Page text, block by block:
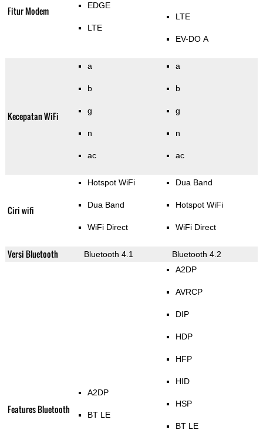
Fitur Modem EDGE
LTE
LTE
EV-DO A
Kecepatan WiFi
a
b
g
n
ac
a
b
g
n
ac
Ciri wifi
Hotspot WiFi
Dua Band
WiFi Direct
Dua Band
Hotspot WiFi
WiFi Direct
Versi Bluetooth Bluetooth 4.1 Bluetooth 4.2
Features Bluetooth
A2DP
BT LE
A2DP
AVRCP
DIP
HDP
HFP
HID
HSP
BT LE